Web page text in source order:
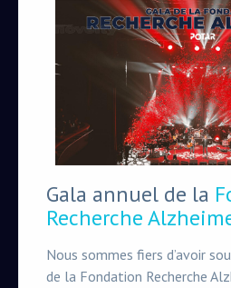
Gala annuel de la
Recherche
Nous sommes fiers d’avoir
de la Fondation Recherche